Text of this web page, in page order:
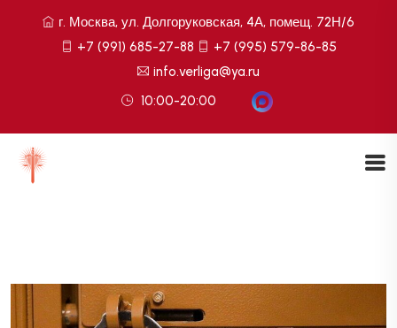
г. Москва, ул. Долгоруковская, 4А, помещ. 72Н/6
+7 (991) 685-27-88
+7 (995) 579-86-85
info.verliga@ya.ru
10:00-20:00